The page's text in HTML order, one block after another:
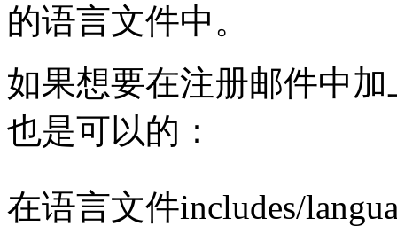
的语言文件中。
如果想要在注册邮件中
也是可以的：
在语言文件includes/